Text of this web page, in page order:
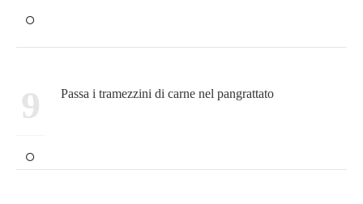
9 Passa i tramezzini di carne nel pangrattato